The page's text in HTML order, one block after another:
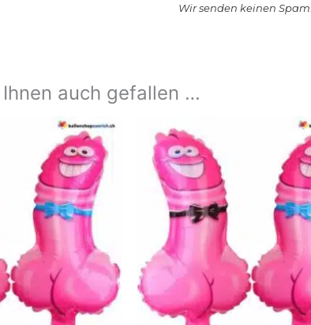
Wir senden keinen
auch gefallen …
Dieses
Produkt
weist
mehrere
Varianten
auf.
Die
Optionen
können
auf
Dieses
weist
auf.
Die
auf